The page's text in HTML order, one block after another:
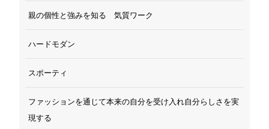
親の個性と強みを知る 気質ワーク
ハードモダン
スポーティ
ファッションを通じて本来の自分を受け入れ自分らしさを実
現する